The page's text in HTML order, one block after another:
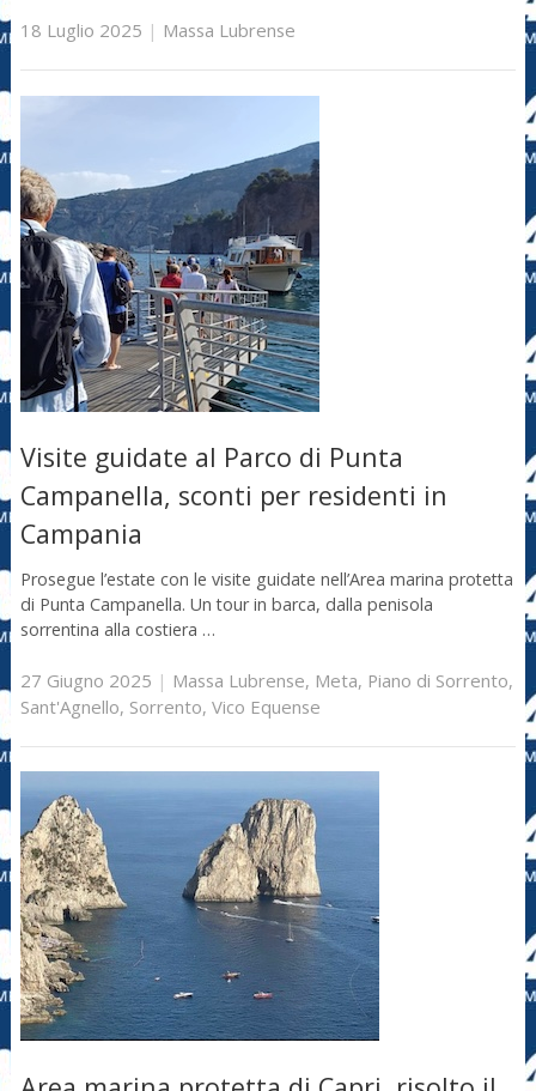
18 Luglio 2025 | Massa Lubrense
Visite guidate al Parco di Punta
Campanella, sconti per residenti in
Campania
Prosegue l’estate con le visite guidate nell’Area marina protetta
di Punta Campanella. Un tour in barca, dalla penisola
sorrentina alla costiera …
27 Giugno 2025 | Massa Lubrense, Meta, Piano di Sorrento,
Sant'Agnello, Sorrento, Vico Equense